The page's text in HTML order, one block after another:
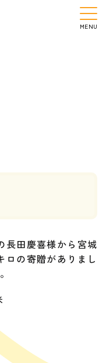
田慶喜様から宮城
ロの寄贈がありまし